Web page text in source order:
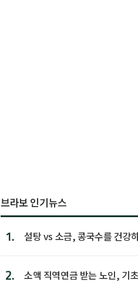
브라보 인기뉴스
1. 설탕 vs 소금, 콩국수를 건강
2.
소액 직역연금 받는 노인, 기